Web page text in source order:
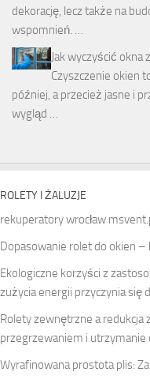
dekorację, lecz także na
wspomnień. …
Jak wyczyścić okna
Czyszczenie okien
później, a przecież jasne i
wygląd …
ROLETY I ŻALUZJE
rekuperatory wrocław
Dopasowanie rolet do okien –
Ekologiczne korzyści z
zużycia energii przyczynia się
Rolety zewnętrzne a redukcja
przegrzewaniem i
Wyrafinowana prostota plis: